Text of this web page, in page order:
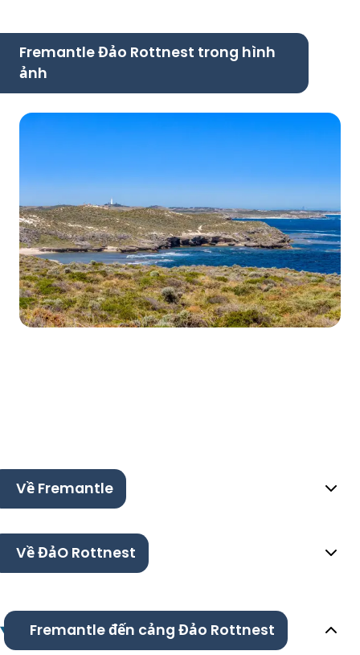
Fremantle Đảo Rottnest trong hình
ảnh
Về Fremantle
Về ĐảO Rottnest
Fremantle đến cảng Đảo Rottnest